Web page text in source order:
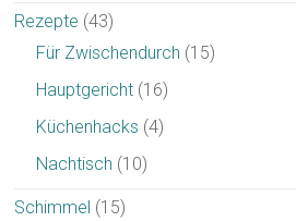
Rezepte (43)
Für Zwischendurch (15)
Hauptgericht (16)
Küchenhacks (4)
Nachtisch (10)
Schimmel (15)